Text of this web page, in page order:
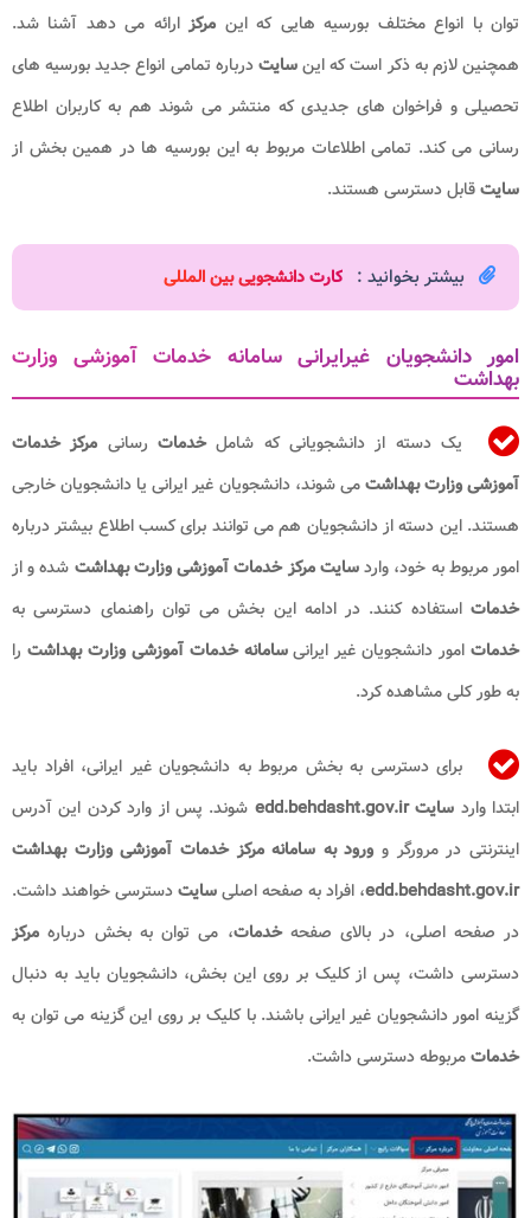
توان با انواع مختلف بورسیه هایی که این مرکزارائه می دهد آشنا شد.
همچنین لازم به ذکر است که اینسایتدرباره تمامی انواع جدید بورسیه های
تحصیلی و فراخوان های جدیدی که منتشر می شوند هم به کاربران اطلاع
رسانی می کند. تمامی اطلاعات مربوط به این بورسیه ها در همین بخش از
سایتقابل دسترسی هستند.
بیشتر بخوانید : کارت دانشجویی بین المللی​
امور دانشجویان غیرایرانی سامانه خدمات آموزشی وزارت
بهداشت
یک دسته از دانشجویانی که شاملخدمات رسانی مرکز خدمات
آموزشی وزارت بهداشتمی شوند، دانشجویان غیر ایرانی یا دانشجویان خارجی
هستند. این دسته از دانشجویان هم می توانند برای کسب اطلاع بیشتر درباره
امور مربوط به خود، واردسایت مرکز خدمات آموزشی وزارت بهداشت شده و از
خدماتاستفاده کنند. در ادامه این بخش می توان راهنمای دسترسی به
خدمات امور دانشجویان غیر ایرانیسامانه خدمات آموزشی وزارت بهداشت را
به طور کلی مشاهده کرد.
برای دسترسی به بخش مربوط به دانشجویان غیر ایرانی، افراد باید
ابتدا وارد سایت edd.behdasht.gov.ir
شوند. پس از وارد کردن این آدرس
اینترنتی در مرورگر و ورود به سامانه مرکز خدمات آموزشی وزارت بهداشت
edd.behdasht.gov.ir، افراد به صفحه اصلیسایتدسترسی خواهند داشت.
در صفحه اصلی، در بالای صفحهخدمات، می توان به بخش درباره مرکز
دسترسی داشت، پس از کلیک بر روی این بخش، دانشجویان باید به دنبال
گزینه امور دانشجویان غیر ایرانی باشند. با کلیک بر روی این گزینه می توان به
خدماتمربوطه دسترسی داشت.